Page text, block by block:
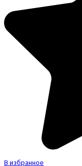
В избранное